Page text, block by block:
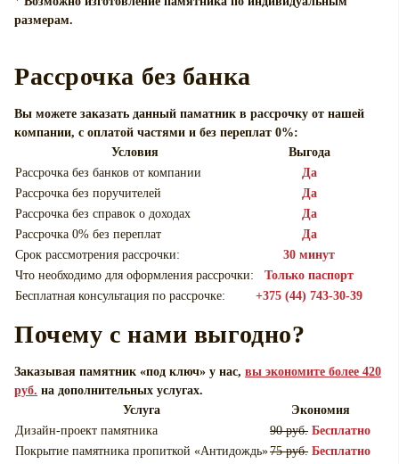
размерам.
Рассрочка без банка
Вы можете заказать данный паматник в рассрочку от нашей
компании, с оплатой частями и без переплат 0%:
Условия
Выгода
Рассрочка без банков от компании
Да
Рассрочка без поручителей
Да
Рассрочка без справок о доходах
Да
Рассрочка 0% без переплат
Да
Срок рассмотрения рассрочки:
30 минут
Что необходимо для оформления рассрочки:
Только паспорт
Бесплатная консультация по рассрочке:
+375 (44) 743-30-39
Почему с нами выгодно?
Заказывая памятник «под ключ» у нас, вы экономите более 420
руб. на дополнительных услугах.
Услуга
Экономия
Дизайн-проект памятника
90 руб. Бесплатно
Покрытие памятника пропиткой «Антидождь»75 руб. Бесплатно